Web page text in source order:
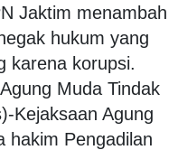
Jaktim menambah
hukum yang
karena korupsi.
Muda Tindak
Kejaksaan Agung
hakim Pengadilan